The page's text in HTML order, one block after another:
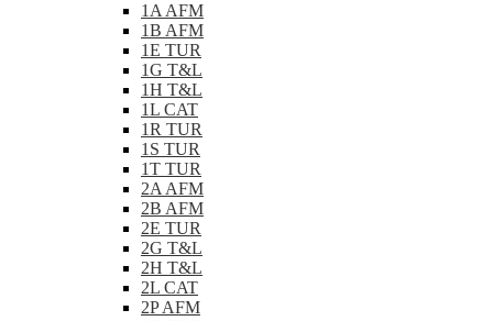
1A AFM
1B AFM
1E TUR
1G T&L
1H T&L
1L CAT
1R TUR
1S TUR
1T TUR
2A AFM
2B AFM
2E TUR
2G T&L
2H T&L
2L CAT
2P AFM